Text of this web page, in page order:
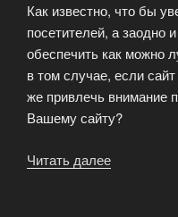
Как известно, что бы
посетителей, а заодно
обеспечить как можно
в том случае, если
же привлечь внимание
Вашему сайту?
Читать далее